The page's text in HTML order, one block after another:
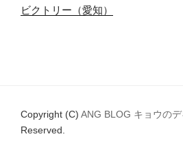
ビクトリー（愛知）
Copyright (C) ANG BLOG キョウのデ
Reserved.